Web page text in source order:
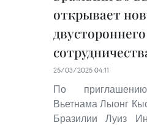
открывает
двустороннего
25/03/2025 04:11
По
Вьетнама Лыонг
Бразилии Луиз